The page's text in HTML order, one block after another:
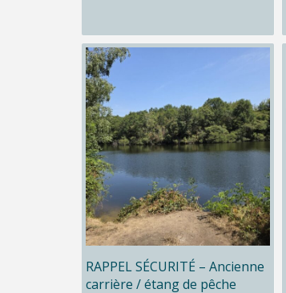
RAPPEL SÉCURITÉ – Ancienne
carrière / étang de pêche